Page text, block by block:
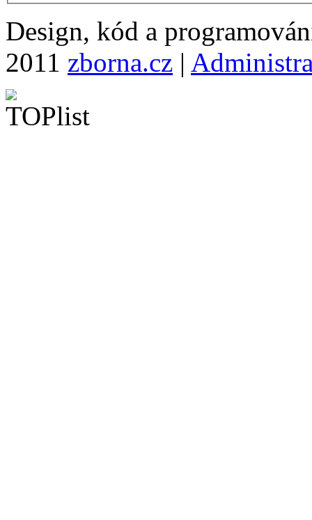
Design, kód a
2011 zborna.cz |